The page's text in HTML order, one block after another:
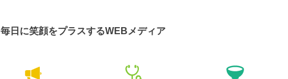
毎日に笑顔をプラスするWEBメディア